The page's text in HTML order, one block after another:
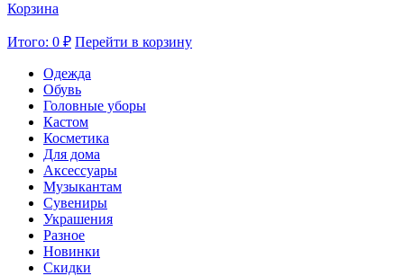
Корзина
Итого: 0 ₽ Перейти в корзину
Одежда
Обувь
Головные уборы
Кастом
Косметика
Для дома
Аксессуары
Музыкантам
Сувениры
Украшения
Разное
Новинки
Скидки